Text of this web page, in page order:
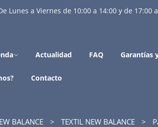
Lunes a Viernes de 10:00 a 14:00 y de 17:00
Actualidad FAQ Garantías
Contacto
BALANCE TEXTIL NEW BALANCE